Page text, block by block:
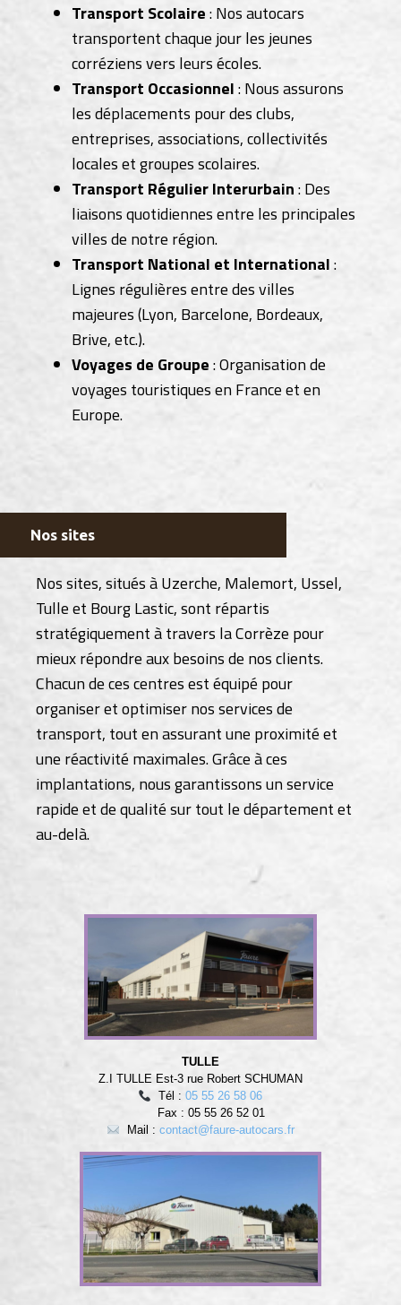
Transport Scolaire: Nos autocars
transportent chaque jour les jeunes
corréziens vers leurs écoles.
Transport Occasionnel: Nous assurons
les déplacements pour des clubs,
entreprises, associations, collectivités
locales et groupes scolaires.
Transport Régulier Interurbain: Des
liaisons quotidiennes entre les principales
villes de notre région.
Transport National et International:
Lignes régulières entre des villes
majeures (Lyon, Barcelone, Bordeaux,
Brive, etc.).
Voyages de Groupe: Organisation de
voyages touristiques en France et en
Europe.
Nos sites
Nos sites, situés à Uzerche, Malemort, Ussel,
Tulle et Bourg Lastic, sont répartis
stratégiquement à travers la Corrèze pour
mieux répondre aux besoins de nos clients.
Chacun de ces centres est équipé pour
organiser et optimiser nos services de
transport, tout en assurant une proximité et
une réactivité maximales. Grâce à ces
implantations, nous garantissons un service
rapide et de qualité sur tout le département et
au-delà.
TULLE
Z.I TULLE Est-3 rue Robert SCHUMAN
Tél :05 55 26 58 06
Fax : 05 55 26 52 01
Mail : contact@faure-autocars.fr